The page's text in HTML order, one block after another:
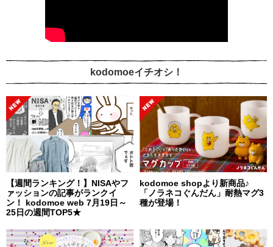
kodomoeイチオシ！
【週間ランキング！】NISAやフ
ァッションの記事がランクイ
ン！ kodomoe web 7月19日～
25日の週間TOP5★
kodomoe shopより新商品♪
「ノラネコぐんだん」耐熱マグ3
種が登場！